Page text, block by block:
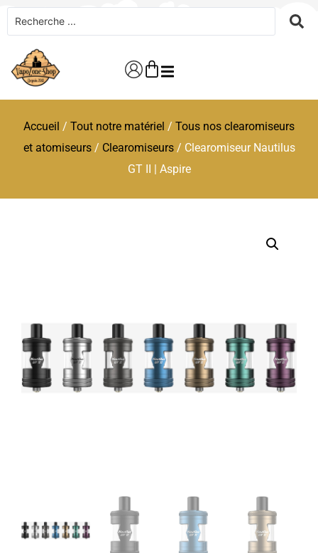
Accueil / Tout notre matériel / Tous nos clearomiseurs
et atomiseurs/ Clearomiseurs/ Clearomiseur Nautilus
GT II | Aspire